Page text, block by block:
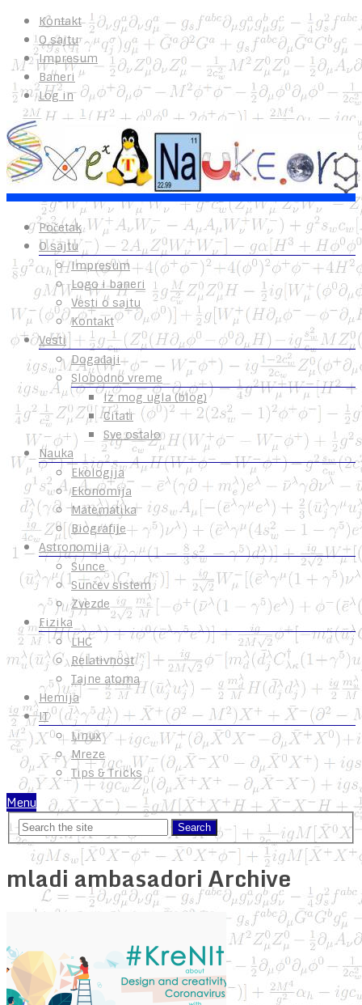
Kontakt
O sajtu
Impresum
Baneri
Log in
Početak
O sajtu
Impresum
Logo i baneri
Vesti o sajtu
Kontakt
Vesti
Događaji
Slobodno vreme
Iz mog ugla (blog)
Citati
Sve ostalo
Nauka
Ekologija
Ekonomija
Matematika
Biografije
Astronomija
Sunce
Sunčev sistem
Zvezde
Fizika
LHC
Relativnost
Tajne atoma
Hemija
IT
Linux
Mreze
Tips & Tricks
Menu
mladi ambasadori Archive